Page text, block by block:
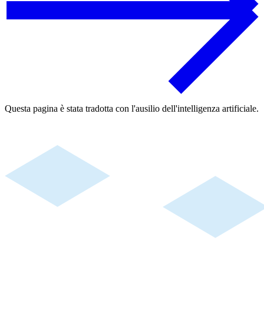
Questa pagina è stata tradotta con l'ausilio dell'intelligenza artificiale.